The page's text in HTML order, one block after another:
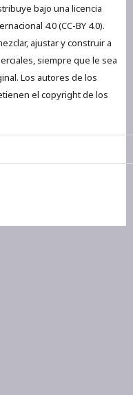
bajo una licencia
4.0 (CC-BY 4.0).
ajustar y construir a
siempre que le sea
Los autores de los
el copyright de los